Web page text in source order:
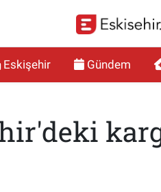
Eskişehir Gündem